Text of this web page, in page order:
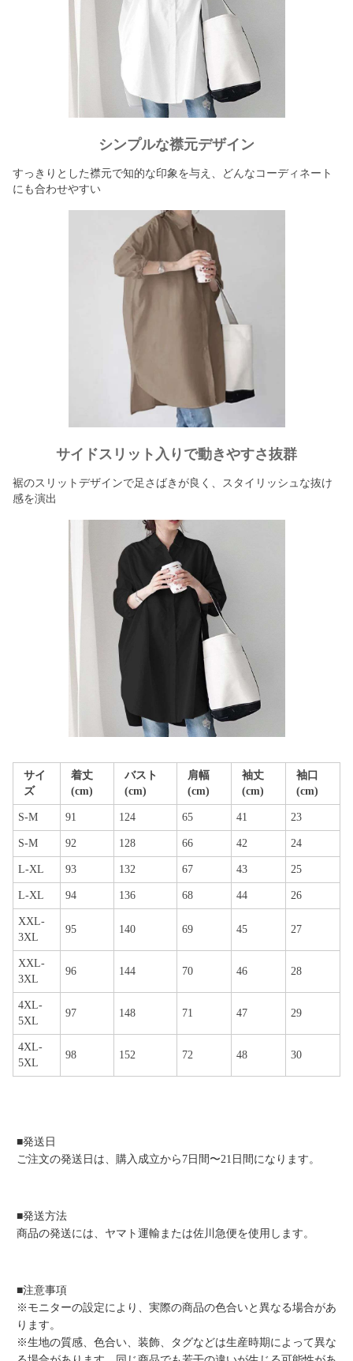
シンプルな襟元デザイン
すっきりとした襟元で知的な印象を与え、どんなコーディネート
にも合わせやすい
サイドスリット入りで動きやすさ抜群
裾のスリットデザインで足さばきが良く、スタイリッシュな抜け
感を演出
サイ
ズ
着丈
(cm)
バスト
(cm)
肩幅
(cm)
袖丈
(cm)
袖口
(cm)
S-M 91 124 65 41 23
S-M 92 128 66 42 24
L-XL 93 132 67 43 25
L-XL 94 136 68 44 26
XXL-
3XL
95 140 69 45 27
XXL-
3XL
96 144 70 46 28
4XL-
5XL
97 148 71 47 29
4XL-
5XL
98 152 72 48 30
■発送日
ご注文の発送日は、購入成立から7日間〜21日間になります。
■発送方法
商品の発送には、ヤマト運輸または佐川急便を使用します。
■注意事項
※モニターの設定により、実際の商品の色合いと異なる場合があ
ります。
※生地の質感、色合い、装飾、タグなどは生産時期によって異な